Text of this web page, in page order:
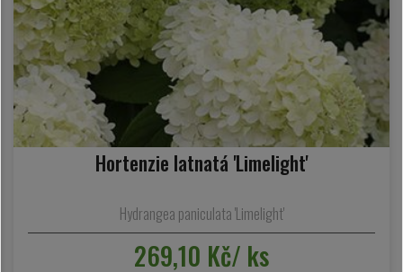
Hortenzie latnatá 'Limelight'
Hydrangea paniculata 'Limelight'
269,10 Kč/ ks